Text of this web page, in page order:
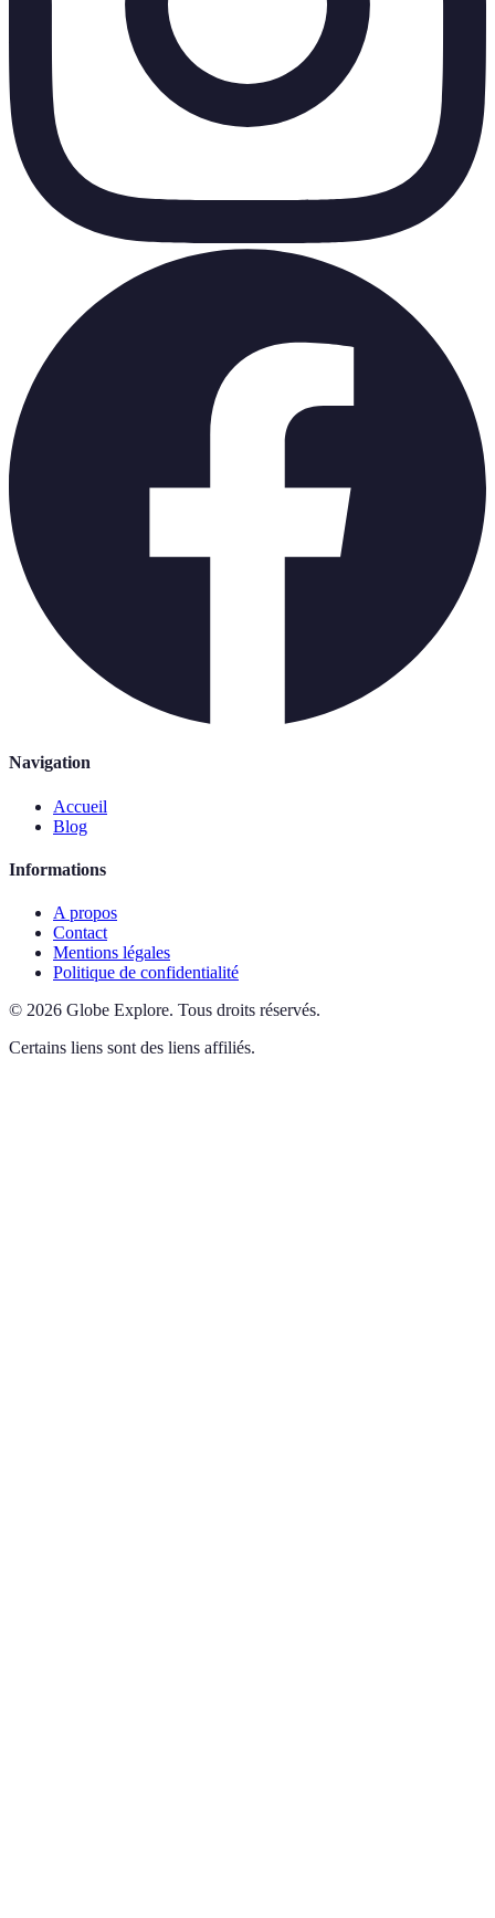
Navigation
Accueil
Blog
Informations
A propos
Contact
Mentions légales
Politique de confidentialité
© 2026 Globe Explore. Tous droits réservés.
Certains liens sont des liens affiliés.